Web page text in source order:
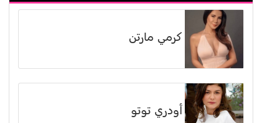
كرمي مارتن
أودري توتو